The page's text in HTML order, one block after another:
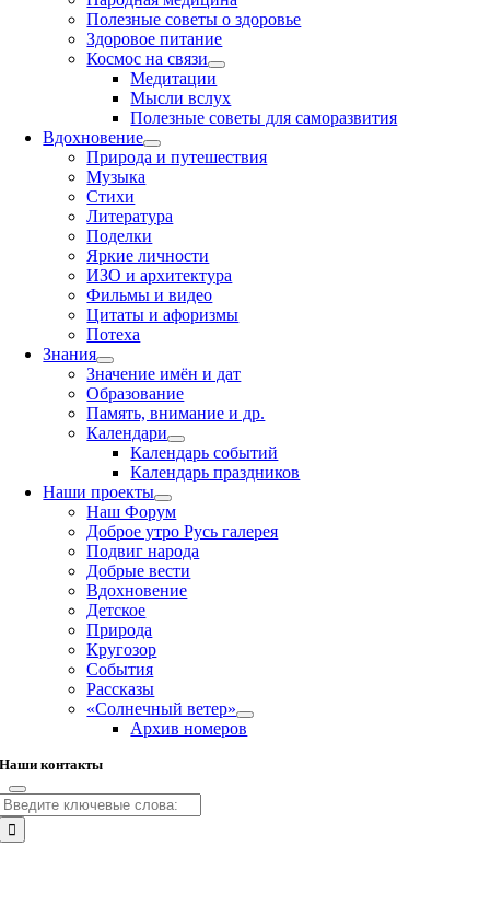
Полезные советы о здоровье
Здоровое питание
Космос на связи
Медитации
Мысли вслух
Полезные советы для саморазвития
Вдохновение
Природа и путешествия
Музыка
Стихи
Литература
Поделки
Яркие личности
ИЗО и архитектура
Фильмы и видео
Цитаты и афоризмы
Потеха
Знания
Значение имён и дат
Образование
Память, внимание и др.
Календари
Календарь событий
Календарь праздников
Наши проекты
Наш Форум
Доброе утро Русь галерея
Подвиг народа
Добрые вести
Вдохновение
Детское
Природа
Кругозор
События
Рассказы
«Солнечный ветер»
Архив номеров
Наши контакты